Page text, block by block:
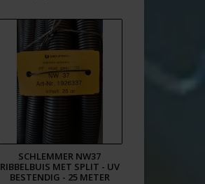
SCHLEMMER NW37
RIBBELBUIS MET SPLIT - UV
BESTENDIG - 25 METER